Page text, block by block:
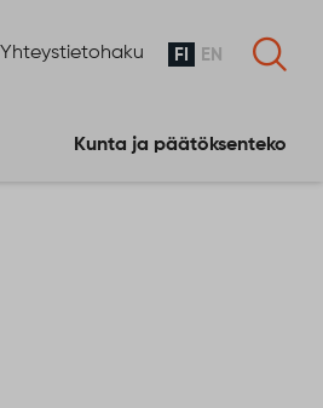
Yhteystietohaku FI EN
Kunta ja päätöksenteko